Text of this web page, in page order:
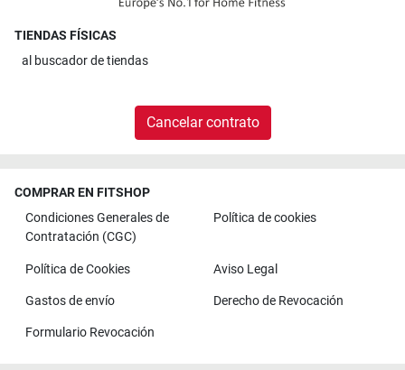
TIENDAS FÍSICAS
al buscador de tiendas
Cancelar contrato
COMPRAR EN FITSHOP
Condiciones Generales de
Contratación (CGC)
Política de cookies
Política de Cookies Aviso Legal
Gastos de envío Derecho de Revocación
Formulario Revocación